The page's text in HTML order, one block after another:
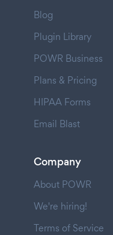
Blog
Plugin Library
POWR Business
Plans & Pricing
HIPAA Forms
Email Blast
Company
About POWR
We're hiring!
Terms of Service